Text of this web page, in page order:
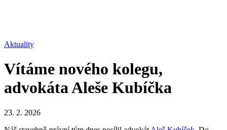
Aktuality
Vítáme nového kolegu,
advokáta Aleše Kubíčka
23. 2. 2026